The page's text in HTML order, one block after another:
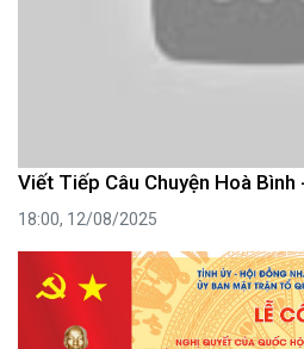
Viết Tiếp Câu Chuyện Hoà Bình
18:00, 12/08/2025